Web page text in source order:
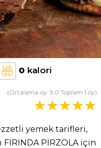
0kalori
(Ortalama oy: 5.0 Toplam 1 oy)
yemek tarifleri,
FIRINDA PİRZOLA için